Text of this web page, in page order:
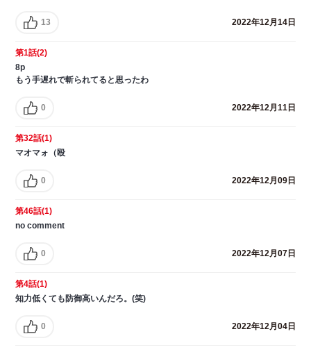
13 2022年12月14日
第1話(2)
8p
もう手遅れで斬られてると思ったわ
0 2022年12月11日
第32話(1)
マオマォ（殴
0 2022年12月09日
第46話(1)
no comment
0 2022年12月07日
第4話(1)
知力低くても防御高いんだろ。(笑)
0 2022年12月04日